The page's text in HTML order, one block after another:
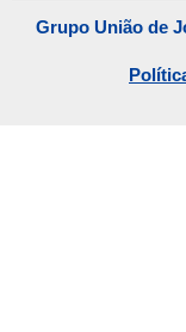
Grupo União de